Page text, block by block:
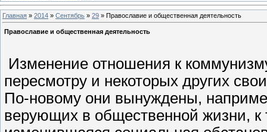
Главная » 2014 » Сентябрь » 29 » Православие и общественная деятельность
Православие и общественная деятельность
Изменение отношения к
пересмотру и некоторых других
По-новому они вынуждены,
верующих в общественной жизни, к